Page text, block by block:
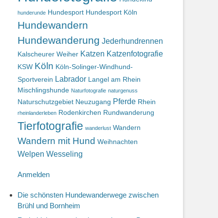
hunderunde Hundesport Hundesport Köln
Hundewandern
Hundewanderung Jederhundrennen
Kalscheurer Weiher Katzen Katzenfotografie
KSW Köln Köln-Solinger-Windhund-
Sportverein Labrador Langel am Rhein
Mischlingshunde Naturfotografie naturgenuss
Naturschutzgebiet Neuzugang Pferde Rhein
rheinlanderleben Rodenkirchen Rundwanderung
Tierfotografie wanderlust Wandern
Wandern mit Hund Weihnachten
Welpen Wesseling
Anmelden
Die schönsten Hundewanderwege zwischen
Brühl und Bornheim